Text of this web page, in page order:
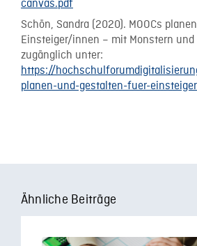
canvas.pdf
Schön, Sandra (2020). MOOCs
Einsteiger/innen – mit Monstern und
zugänglich unter:
https://
planen-und-gestalten-fuer-
Ähnliche Beiträge